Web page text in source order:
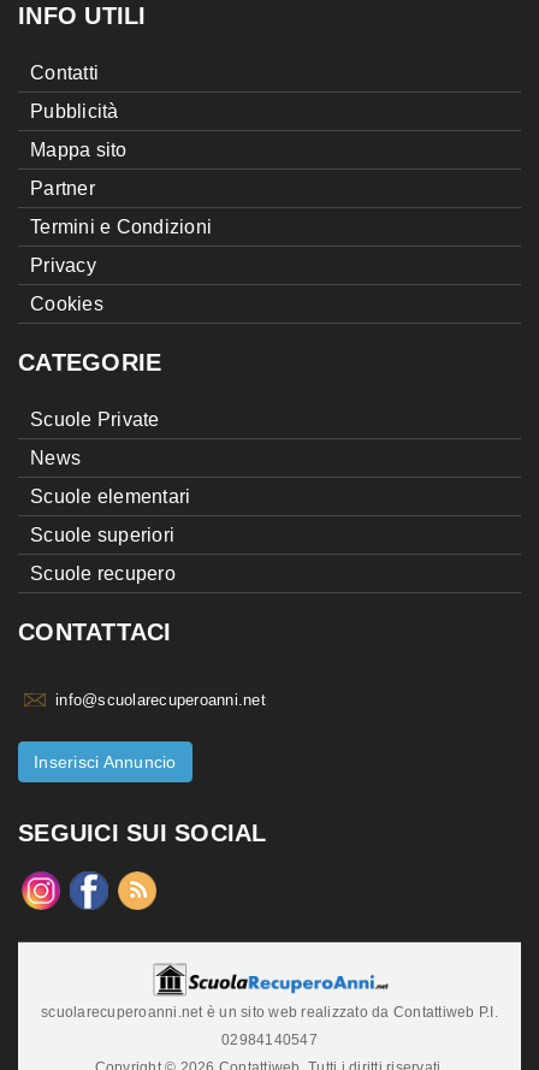
INFO UTILI
Contatti
Pubblicità
Mappa sito
Partner
Termini e Condizioni
Privacy
Cookies
CATEGORIE
Scuole Private
News
Scuole elementari
Scuole superiori
Scuole recupero
CONTATTACI
info@scuolarecuperoanni.net
Inserisci Annuncio
SEGUICI SUI SOCIAL
scuolarecuperoanni.net è un sito web realizzato da Contattiweb P.I.
02984140547